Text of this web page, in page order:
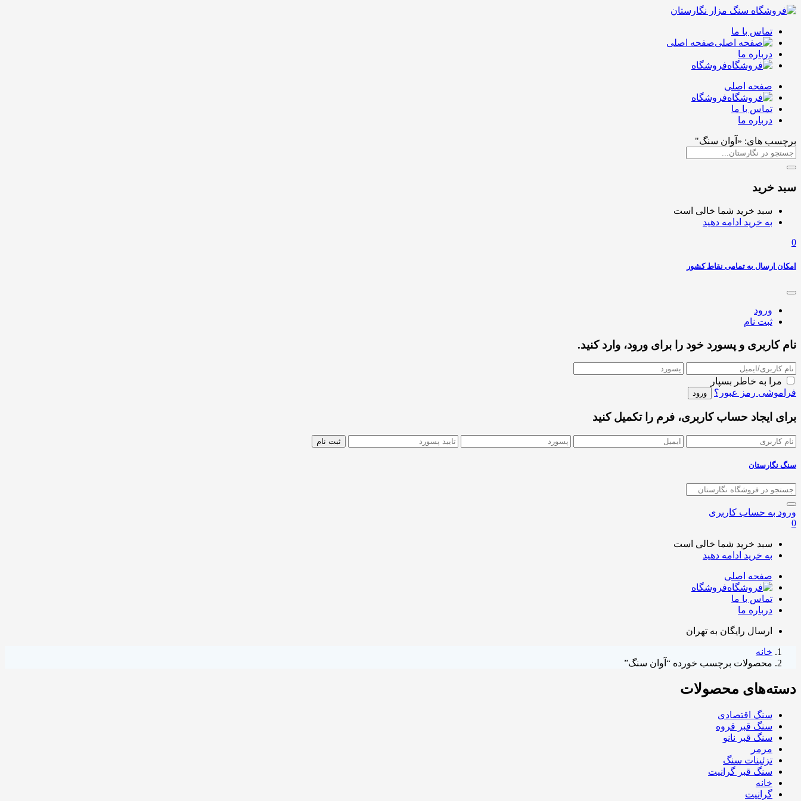
تماس با ما
صفحه اصلی
درباره ما
فروشگاه
صفحه اصلی
فروشگاه
تماس با ما
درباره ما
برچسب های: «آوان سنگ"
سبد خرید
سبد خرید شما خالی است
به خرید ادامه دهید
0
امکان ارسال به تمامی نقاط کشور
ورود
ثبت نام
نام کاربری و پسورد خود را برای ورود، وارد کنید.
مرا به خاطر بسپار
فراموشی رمز عبور؟
برای ایجاد حساب کاربری، فرم را تکمیل کنید
سنگ نگارستان
ورود به حساب کاربری
0
سبد خرید شما خالی است
به خرید ادامه دهید
صفحه اصلی
فروشگاه
تماس با ما
درباره ما
ارسال رایگان به تهران
خانه
محصولات برچسب خورده “آوان سنگ”
دسته‌های محصولات
سنگ اقتصادی
سنگ قبر قروه
سنگ قبر نانو
مرمر
تزئینات سنگ
سنگ قبر گرانیت
خانه
گرانیت